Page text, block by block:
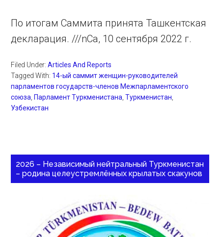
По итогам Саммита принята Ташкентская
декларация. ///nCa, 10 сентября 2022 г.
Filed Under:Articles And Reports
Tagged With: 14-ый саммит женщин-руководителей
парламентов государств-членов Межпарламентского
союза, Парламент Туркменистана,Туркменистан,
Узбекистан
2026 – Независимый нейтральный Туркменистан
– родина целеустремлённых крылатых скакунов